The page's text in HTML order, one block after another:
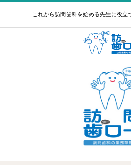
これから訪問歯科を始める先生に役立